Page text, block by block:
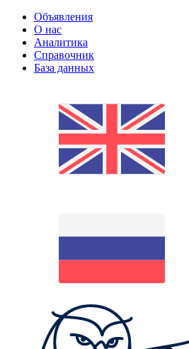
Объявления
О нас
Аналитика
Справочник
База данных